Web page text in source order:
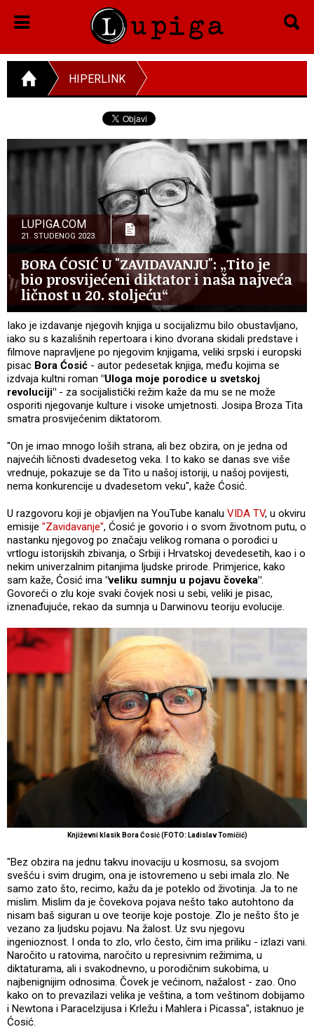
HIPERLINK
LUPIGA.COM
21. STUDENOG 2023.
BORA ĆOSIĆ U "ZAVIDAVANJU": „Tito je
bio prosvijećeni diktator i naša najveća
ličnost u 20. stoljeću“
Iako je izdavanje njegovih knjiga u socijalizmu bilo obustavljano,
iako su s kazališnih repertoara i kino dvorana skidali predstave i
filmove napravljene po njegovim knjigama, veliki srpski i europski
pisac Bora Ćosić - autor pedesetak knjiga, među kojima se
izdvaja kultni roman "Uloga moje porodice u svetskoj
revoluciji" - za socijalistički režim kaže da mu se ne može
osporiti njegovanje kulture i visoke umjetnosti. Josipa Broza Tita
smatra prosvijećenim diktatorom.
"On je imao mnogo loših strana, ali bez obzira, on je jedna od
najvećih ličnosti dvadesetog veka. I to kako se danas sve više
vrednuje, pokazuje se da Tito u našoj istoriji, u našoj povijesti,
nema konkurencije u dvadesetom veku", kaže Ćosić.
U razgovoru koji je objavljen na YouTube kanalu VIDA TV, u okviru
emisije "Zavidavanje", Ćosić je govorio i o svom životnom putu, o
nastanku njegovog po značaju velikog romana o porodici u
vrtlogu istorijskih zbivanja, o Srbiji i Hrvatskoj devedesetih, kao i o
nekim univerzalnim pitanjima ljudske prirode. Primjerice, kako
sam kaže, Ćosić ima "veliku sumnju u pojavu čoveka".
Govoreći o zlu koje svaki čovjek nosi u sebi, veliki je pisac,
iznenađujuće, rekao da sumnja u Darwinovu teoriju evolucije.
Književni klasik Bora Ćosić (FOTO: Ladislav Tomičić)
"Bez obzira na jednu takvu inovaciju u kosmosu, sa svojom
svešću i svim drugim, ona je istovremeno u sebi imala zlo. Ne
samo zato što, recimo, kažu da je poteklo od životinja. Ja to ne
mislim. Mislim da je čovekova pojava nešto tako autohtono da
nisam baš siguran u ove teorije koje postoje. Zlo je nešto što je
vezano za ljudsku pojavu. Na žalost. Uz svu njegovu
ingenioznost. I onda to zlo, vrlo često, čim ima priliku - izlazi vani.
Naročito u ratovima, naročito u represivnim režimima, u
diktaturama, ali i svakodnevno, u porodičnim sukobima, u
najbenignijim odnosima. Čovek je većinom, nažalost - zao. Ono
kako on to prevazilazi velika je veština, a tom veštinom dobijamo
i Newtona i Paracelzijusa i Krležu i Mahlera i Picassa", istaknuo je
Ćosić.